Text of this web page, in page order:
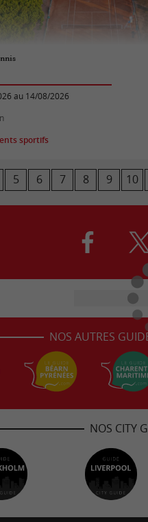
au 14/08/2026
sportifs
5 6 7 8 9 10
NOS AUTRES
NOS CITY